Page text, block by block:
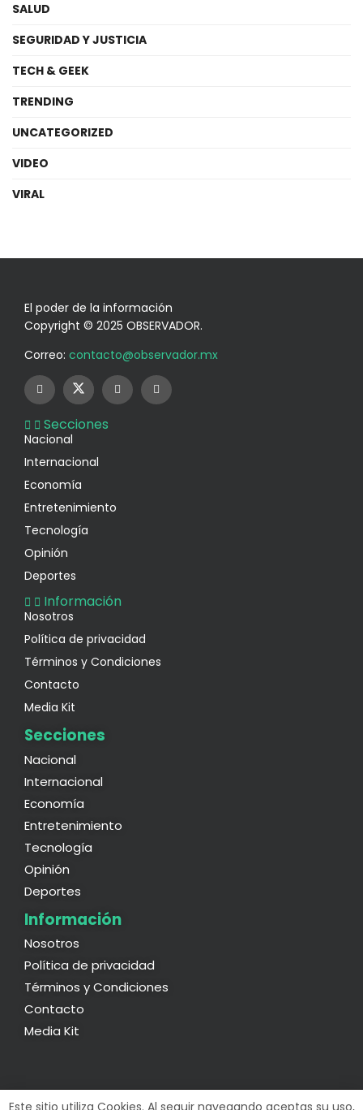
SALUD
SEGURIDAD Y JUSTICIA
TECH & GEEK
TRENDING
UNCATEGORIZED
VIDEO
VIRAL
El poder de la información
Copyright © 2025 OBSERVADOR.
Correo: contacto@observador.mx
Secciones
Nacional
Internacional
Economía
Entretenimiento
Tecnología
Opinión
Deportes
Información
Nosotros
Política de privacidad
Términos y Condiciones
Contacto
Media Kit
Secciones
Nacional
Internacional
Economía
Entretenimiento
Tecnología
Opinión
Deportes
Información
Nosotros
Política de privacidad
Términos y Condiciones
Contacto
Media Kit
Este sitio utiliza Cookies. Al seguir navegando aceptas su uso,